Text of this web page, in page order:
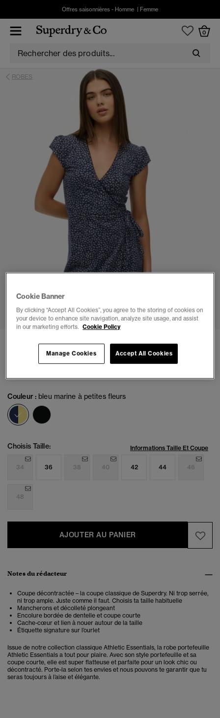
Offres saisonnières - Homme Femme
0
ROBES
1
Robe portefeuille Athletic Essentials
€54.99
Couleur : bleu marine à petites fleurs
sélectionné
Choisis Taille: Informations Taille Et Coupe
34 36 38 40 42 44 46
48
AJOUTER AU PANIER
Notes du rédacteur
Coupe décontractée – la coupe classique de Superdry. Ni trop serrée,
ni trop ample. Juste comme il faut. Choisis ta taille habituelle
Mancherons et décolleté plongeant
Encolure bordée de dentelle et coupe courte
Cache-cœur et lien à nouer autour de la taille
Étiquette signature sur l’ourlet
Issue de notre collection classique Athletic Essentials, la robe portefeuille
Athletic Essentials a tout pour plaire. Avec son style portefeuille et sa
coupe courte, elle est super flatteuse et parfaite pour un look chic ou
décontracté. Porte-la selon tes envies et nous pouvons te garantir que tu
seras toujours à l’aise et élégante.
Cookie Banner
By clicking “Accept All Cookies”, you agree to the storing of cookies on
your device to enhance site navigation, analyze site usage, and assist
in our marketing efforts. Cookie Policy
Accept All Cookies
Manage Cookies